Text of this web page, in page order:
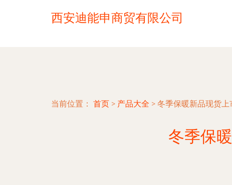
西安迪能申商贸有限公司
当前位置： 首页 > 产品大全 > 冬季保暖新品现货
冬季保